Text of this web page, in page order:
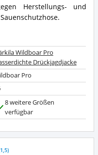
Herstellungs- und
Wildboar Pro
Drückjagdjacke
Pro
8 weitere Größen
verfügbar
1,5)